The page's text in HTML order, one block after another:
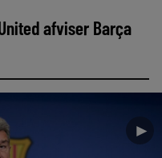
afviser Barça
►